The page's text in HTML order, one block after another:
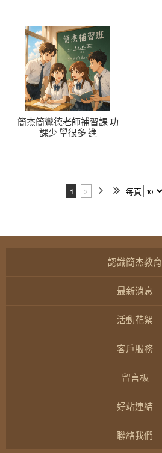
簡杰簡鸞德老師補習課 功
課少 學很多 進
1 2 每頁
認識簡杰教育
最新消息
活動花絮
客戶服務
留言板
好站連結
聯絡我們